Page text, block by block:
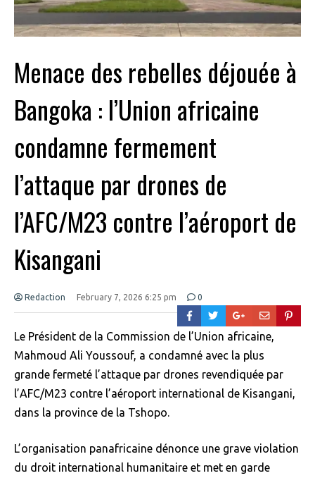
Menace des rebelles déjouée à
Bangoka : l’Union africaine
condamne fermement
l’attaque par drones de
l’AFC/M23 contre l’aéroport de
Kisangani
Redaction February 7, 2026 6:25 pm 0
Le Président de la Commission de l’Union africaine,
Mahmoud Ali Youssouf, a condamné avec la plus
grande fermeté l’attaque par drones revendiquée par
l’AFC/M23 contre l’aéroport international de Kisangani,
dans la province de la Tshopo.
L’organisation panafricaine dénonce une grave violation
du droit international humanitaire et met en garde